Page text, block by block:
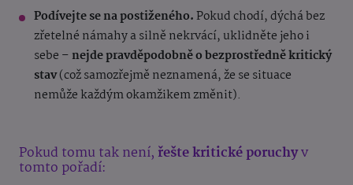
Podívejte se na postiženého.Pokud chodí, dýchá bez
zřetelné námahy a silně nekrvácí, uklidněte jeho i
sebe – nejde pravděpodobně o bezprostředně kritický
stav(což samozřejmě neznamená, že se situace
nemůže každým okamžikem změnit).
Pokud tomu tak není, řešte kritické poruchyv
tomto pořadí: